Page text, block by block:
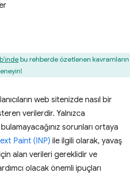
bu rehberde özetlenen kavramların
web sitenizde nasıl bir
verilerdir. Yalnızca
bulamayacağınız sorunları ortaya
Paint (INP) ile ilgili olarak, yavaş
alan verileri gereklidir ve
olacak önemli ipuçları